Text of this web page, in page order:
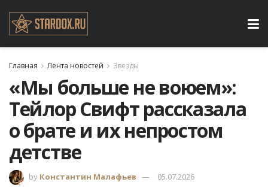
Главная Лента новостей Звезды
«Мы больше не воюем»:
Тейлор Свифт рассказала
о брате и их непростом
детстве
by Константин Малафьев 05.07.2026